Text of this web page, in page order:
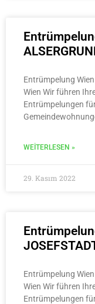
Entrümpelung
Wien Wir führen
Entrümpelungen
WEITERLESEN »
29. Kasım 2022
Entrümpelung
Wien Wir führen
Entrümpelungen